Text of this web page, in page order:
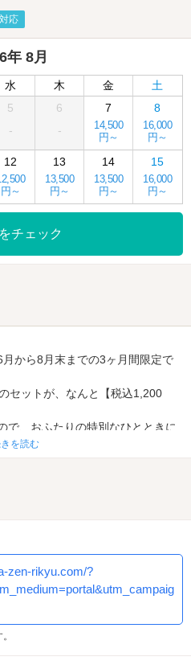
ーポン発行中❕
んOK★
っくりお出かけになれます。
勝手抜群のラグジュアリー空間‼洗
、二人だけの大切な時間をコンセ
パーキングエリア‼ビジネスや出
いホテルです。リッチな気分の大
応
年 8月
水 木 金
土
5
-
6
-
7
14,500
円～
8
16,000
円～
12
円～
13
13,500
円～
14
13,500
円～
15
16,000
円～
チェック
から8月末までの3ヶ月間限定で
セットが、なんと【税込1,200
で、おふたりの特別なひとときに
ゆったりした時間をぜひご堪能く
を読む
zen-rikyu.com/?